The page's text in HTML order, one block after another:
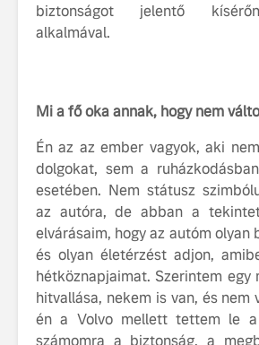
biztonságot jelentő
alkalmával.
Mi a fő oka annak, hogy nem
Én az az ember vagyok, aki
dolgokat, sem a
esetében. Nem státusz
az autóra, de abban a
elvárásaim, hogy az autóm olyan
és olyan életérzést adjon,
hétköznapjaimat. Szerintem egy
hitvallása, nekem is van, és nem
én a Volvo mellett tettem le a
számomra a biztonság, a